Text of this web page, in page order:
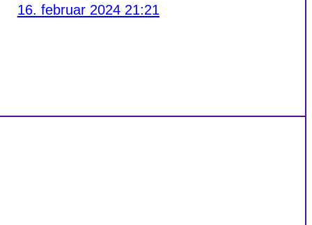
16. februar 2024 21:21